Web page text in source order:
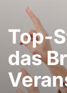
Top-
das